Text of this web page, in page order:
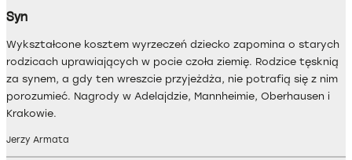
Syn
Wykształcone kosztem wyrzeczeń dziecko zapomina o starych
rodzicach uprawiających w pocie czoła ziemię. Rodzice tęsknią
za synem, a gdy ten wreszcie przyjeżdża, nie potrafią się z nim
porozumieć. Nagrody w Adelajdzie, Mannheimie, Oberhausen i
Krakowie.
Jerzy Armata